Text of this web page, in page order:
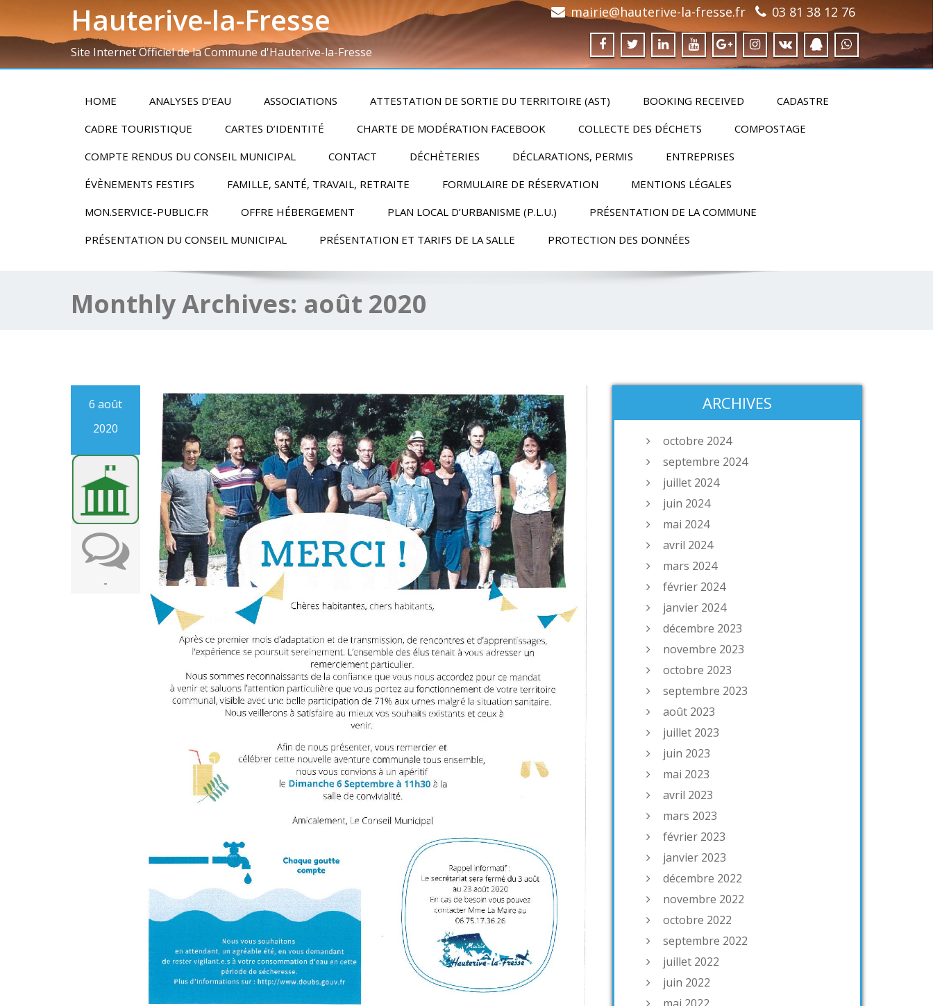
Hauterive-la-Fresse
Site Internet Officiel de la Commune d'Hauterive-la-Fresse
mairie@hauterive-la-fresse.fr 03 81 38 12 76
HOME ANALYSES D’EAU ASSOCIATIONS ATTESTATION DE SORTIE DU TERRITOIRE (AST) BOOKING RECEIVED
CADASTRE
CADRE TOURISTIQUE
CARTES D’IDENTITÉ CHARTE DE MODÉRATION FACEBOOK COLLECTE DES DÉCHETS
COMPOSTAGE
COMPTE RENDUS DU CONSEIL MUNICIPAL
CONTACT DÉCHÈTERIES DÉCLARATIONS, PERMIS
ENTREPRISES
ÉVÈNEMENTS FESTIFS
FAMILLE, SANTÉ, TRAVAIL, RETRAITE FORMULAIRE DE RÉSERVATION
MENTIONS LÉGALES
MON.SERVICE-PUBLIC.FR
OFFRE HÉBERGEMENT PLAN LOCAL D’URBANISME (P.L.U.)
PRÉSENTATION DE LA COMMUNE
PRÉSENTATION DU CONSEIL MUNICIPAL
PRÉSENTATION ET TARIFS DE LA SALLE PROTECTION DES DONNÉES
Monthly Archives: août 2020
6 août
2020
-
ARCHIVES
octobre 2024
septembre 2024
juillet 2024
juin 2024
mai 2024
avril 2024
mars 2024
février 2024
janvier 2024
décembre 2023
novembre 2023
octobre 2023
septembre 2023
août 2023
juillet 2023
juin 2023
mai 2023
avril 2023
mars 2023
février 2023
janvier 2023
décembre 2022
novembre 2022
octobre 2022
septembre 2022
juillet 2022
juin 2022